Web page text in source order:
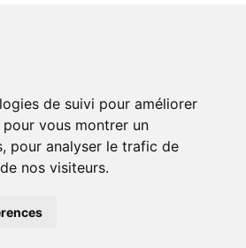
vous montrer un
pour analyser le trafic de
nos visiteurs.